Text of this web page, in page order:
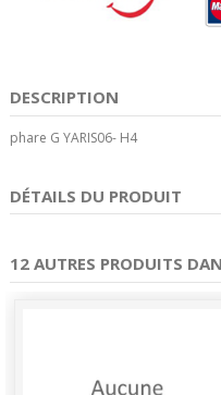
DESCRIPTION
phare G YARIS06- H4
DÉTAILS DU PRODUIT
12 AUTRES PRODUITS